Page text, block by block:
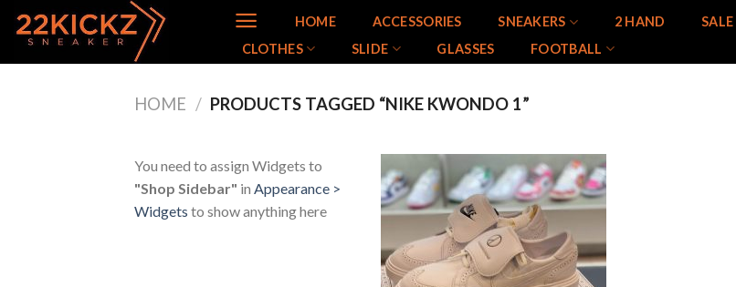
Skip
HOME ACCESSORIES SNEAKERS 2 HAND SALE
CLOTHES
SLIDE GLASSES FOOTBALL
HOME / PRODUCTS TAGGED “NIKE KWONDO 1”
You need to assign Widgets to
"Shop Sidebar" in Appearance >
Widgets to show anything here
Add to